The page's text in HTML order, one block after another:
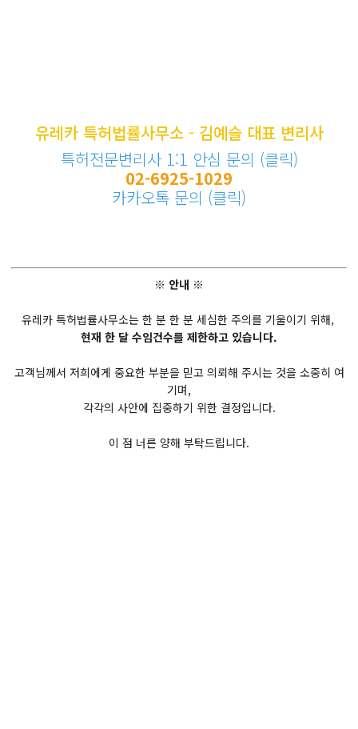
유레카 특허법률사무소 - 김예슬 대표 변리사
특허전문변리사 1:1 안심 문의 (클릭)
02-6925-1029
카카오톡 문의 (클릭)
※ 안내 ※
유레카 특허법률사무소는 한 분 한 분 세심한 주의를 기울이기 위해,
현재 한 달 수임건수를 제한하고 있습니다.
고객님께서 저희에게 중요한 부분을 믿고 의뢰해 주시는 것을 소중히 여
기며,
각각의 사안에 집중하기 위한 결정입니다.
이 점 너른 양해 부탁드립니다.